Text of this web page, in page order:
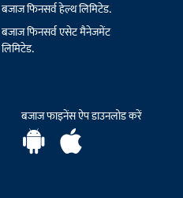
बजाज फिनसर्व हेल्थ लिमिटेड.
बजाज फिनसर्व एसेट मैनेजमेंट
लिमिटेड.
बजाज फाइनेंस ऐप डाउनलोड करें